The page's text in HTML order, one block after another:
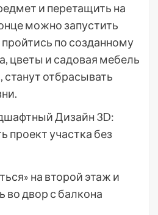
и перетащить на
можно запустить
по созданному
цветы и садовая мебель
отбрасывать
на второй этаж и
во двор с балкона